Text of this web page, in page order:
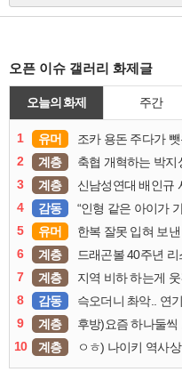
오픈 이슈 갤러리 화제글
오늘의 화제 주간
1 유머 조카 용돈 주다가
2
계층 축협 개혁하는 박지
3
계층 신남성연대 배인규
4
감동 “인형 같은 아이가 가라앉
5
유머 한복 잘못 입혀 보
6
계층 드래곤볼 40주년
7
계층 지역 비하 하는게 웃
8
감동 슥오더니 촤악.. 연기 뚫
9
계층 후방)요즘 하나둘
10
계층 ㅇㅎ) 나이키 역사